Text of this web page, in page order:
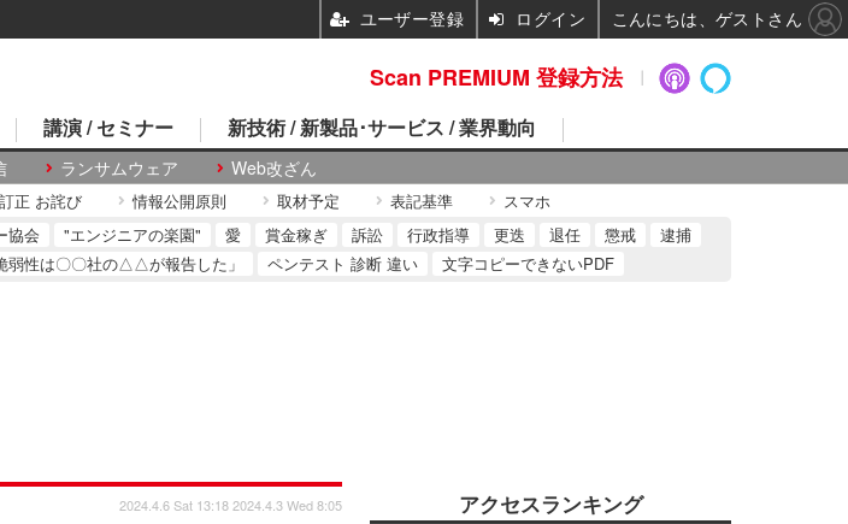
ランサムウェア Web改ざん
講演 / セミナー 新技術 / 新製品･サービス / 業界動向
訂正 お詫び 情報公開原則 取材予定 表記基準 スマホ
協会 "エンジニアの楽園" 愛 賞金稼ぎ 訴訟 行政指導 更迭 退任 懲戒
逮捕
弱性は〇〇社の△△が報告した」
ペンテスト 診断 違い 文字コピーできないPDF
2024.4.6 Sat 13:18 2024.4.3 Wed 8:05 アクセスランキング
Scan PREMIUM 登録方法
ユーザー登録 ログイン こんにちは、ゲストさん